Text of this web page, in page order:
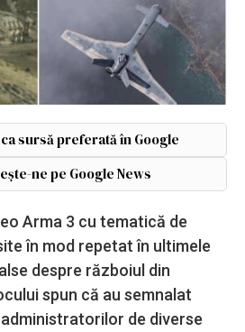
sursă preferată în Google
ne pe Google News
Arma 3 cu tematică de
în mod repetat în ultimele
despre războiul din
spun că au semnalat
de diverse